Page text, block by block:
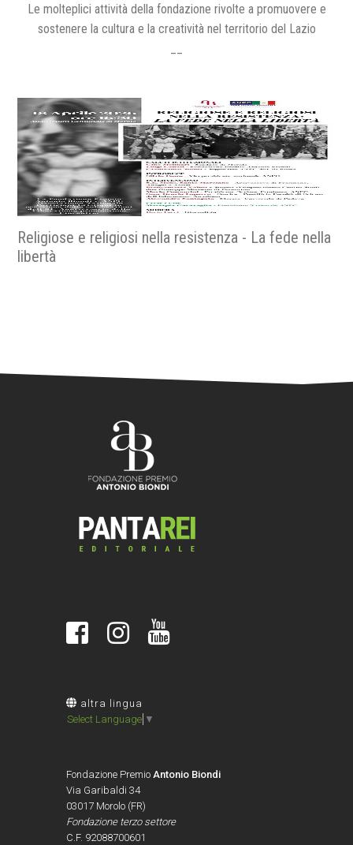
Le molteplici attività della fondazione rivolte a promuovere e
sostenere la cultura e la creatività nel territorio del Lazio
Religiose e religiosi nella resistenza - La fede nella
libertà
altra lingua
Select Language ▼
Fondazione Premio Antonio Biondi
Via Garibaldi 34
03017 Morolo (FR)
Fondazione terzo settore
C.F. 92088700601